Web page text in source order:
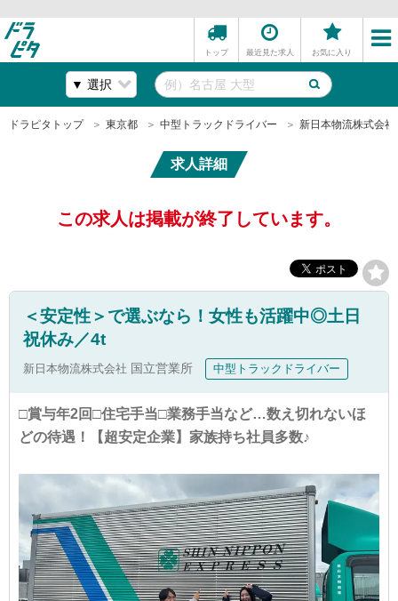
トップ 最近見た求人 お気に入り
ドラピタトップ 東京都 中型トラックドライバー 新日本物流株式会社
求人詳細
この求人は掲載が終了しています。
＜安定性＞で選ぶなら！女性も活躍中◎土日
祝休み／4t
新日本物流株式会社 国立営業所 中型トラックドライバー
□賞与年2回□住宅手当□業務手当など…数え切れないほ
どの待遇！【超安定企業】家族持ち社員多数♪